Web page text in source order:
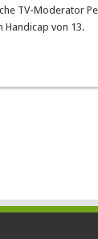
TV-Moderator
Handicap von 13.